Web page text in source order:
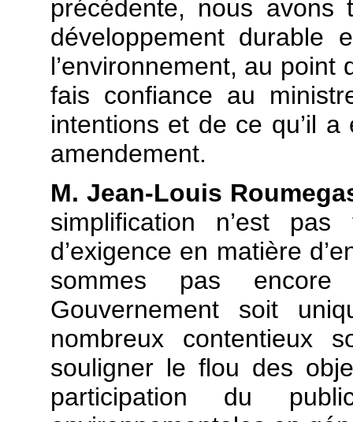
précédente, nous avons
développement
l’environnement, au point
fais confiance au
intentions et de ce qu’il
amendement.
M. Jean-Louis
simplification n’est
d’exigence en matière
sommes pas
Gouvernement soit
nombreux
souligner le flou des
participation du